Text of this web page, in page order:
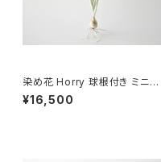
染め花 Horry 球根付き ミニア
イリス (2輪)
¥16,500